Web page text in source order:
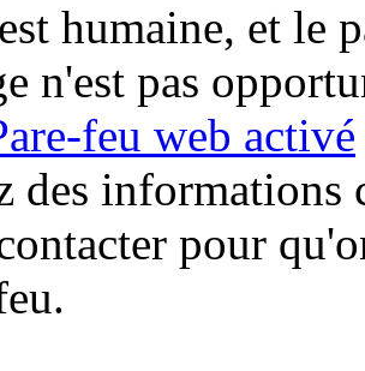
humaine, et le
n'est pas
feu web activé
des informations
pour